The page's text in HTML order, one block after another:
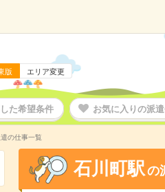
版 エリア変更
た希望条件 お気に入りの派
の仕事一覧
石川町駅の